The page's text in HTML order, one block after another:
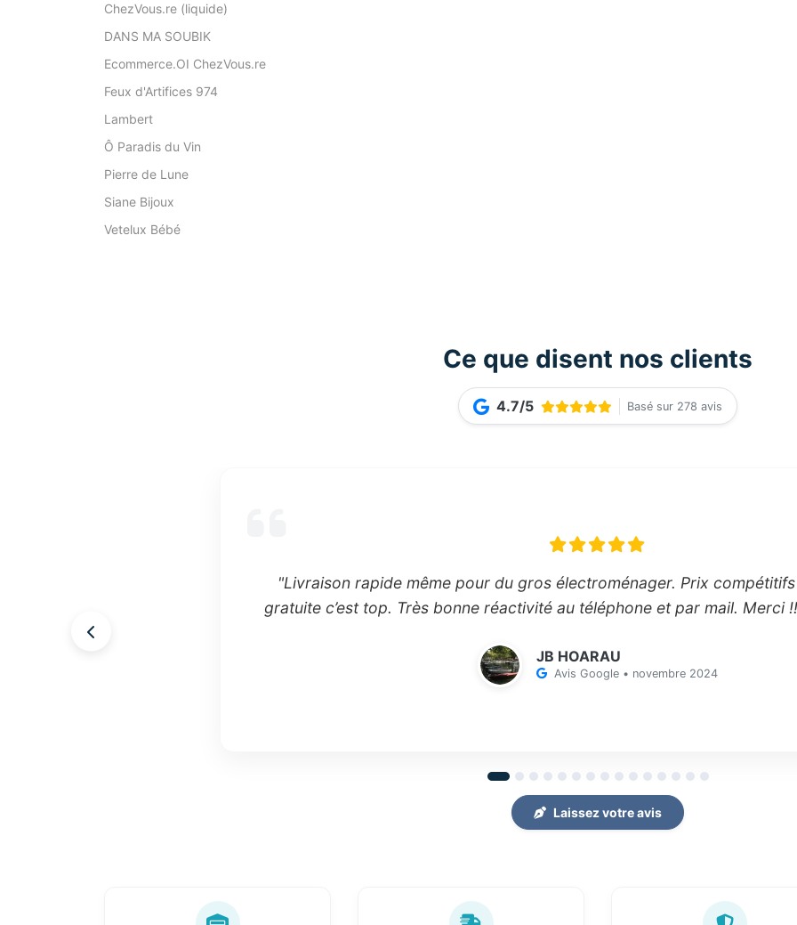
ChezVous.re (liquide)
DANS MA SOUBIK
Ecommerce.OI ChezVous.re
Feux d'Artifices 974
Lambert
Ô Paradis du Vin
Pierre de Lune
Siane Bijoux
Vetelux Bébé
Ce que disent nos clients
4.7/5 Basé sur 278 avis
"Livraison rapide même pour du gros électroménager. Prix
gratuite c’est top. Très bonne réactivité au téléphone et par mail. Merci
JB HOARAU
Avis Google • novembre 2024
Laissez votre avis